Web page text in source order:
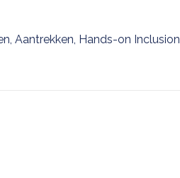
Aantrekken, Hands-on Inclusion